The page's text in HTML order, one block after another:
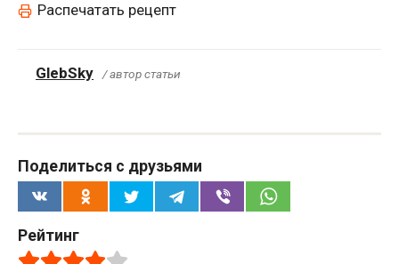
Распечатать рецепт
GlebSky / автор статьи
Поделиться с друзьями
Рейтинг